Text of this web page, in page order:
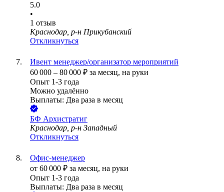
5.0
•
1 отзыв
Краснодар, р-н Прикубанский
Откликнуться
Ивент менеджер/организатор мероприятий
60 000 – 80 000 ₽ за месяц, на руки
Опыт 1-3 года
Можно удалённо
Выплаты: Два раза в месяц
БФ Архистратиг
Краснодар, р-н Западный
Откликнуться
Офис-менеджер
от 60 000 ₽ за месяц, на руки
Опыт 1-3 года
Выплаты: Два раза в месяц